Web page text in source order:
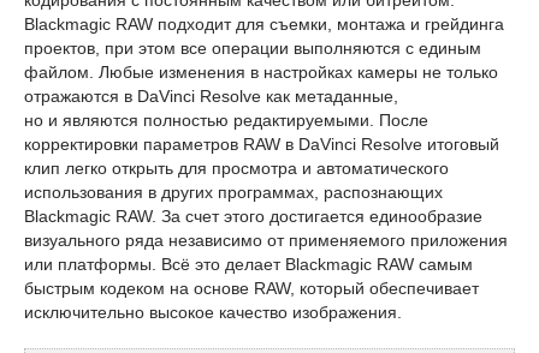
Blackmagic RAW подходит для съемки, монтажа и грейдинга
проектов, при этом все операции выполняются с единым
файлом. Любые изменения в настройках камеры не только
отражаются в DaVinci Resolve как метаданные,
но и являются полностью редактируемыми. После
корректировки параметров RAW в DaVinci Resolve итоговый
клип легко открыть для просмотра и автоматического
использования в других программах, распознающих
Blackmagic RAW. За счет этого достигается единообразие
визуального ряда независимо от применяемого приложения
или платформы. Всё это делает Blackmagic RAW самым
быстрым кодеком на основе RAW, который обеспечивает
исключительно высокое качество изображения.